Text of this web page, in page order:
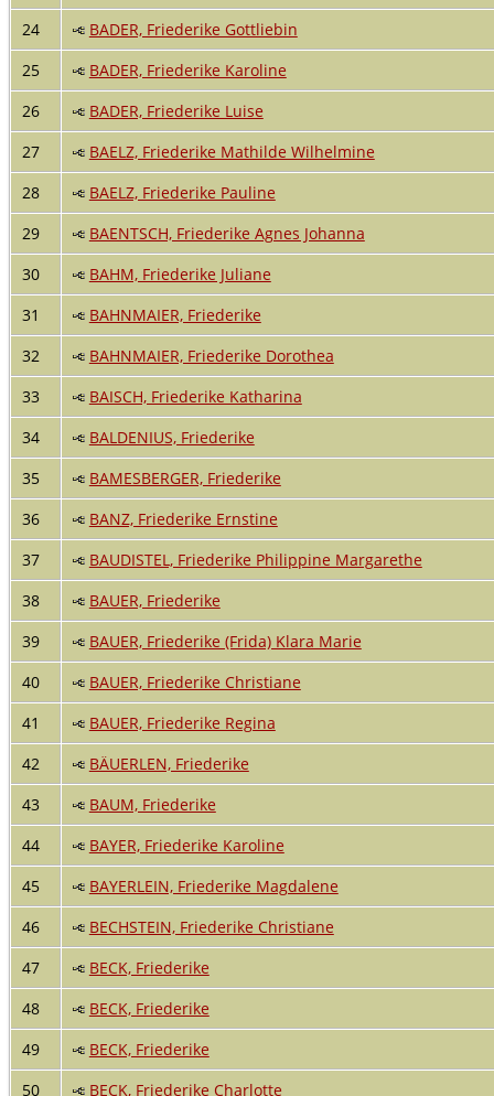
24
BADER, Friederike Gottliebin
25
BADER, Friederike Karoline
26
BADER, Friederike Luise
27
BAELZ, Friederike Mathilde Wilhelmine
28
BAELZ, Friederike Pauline
29
BAENTSCH, Friederike Agnes Johanna
30
BAHM, Friederike Juliane
31
BAHNMAIER, Friederike
32
BAHNMAIER, Friederike Dorothea
33
BAISCH, Friederike Katharina
34
BALDENIUS, Friederike
35
BAMESBERGER, Friederike
36
BANZ, Friederike Ernstine
37
BAUDISTEL, Friederike Philippine Margarethe
38
BAUER, Friederike
39
BAUER, Friederike (Frida) Klara Marie
40
BAUER, Friederike Christiane
41
BAUER, Friederike Regina
42
BÄUERLEN, Friederike
43
BAUM, Friederike
44
BAYER, Friederike Karoline
45
BAYERLEIN, Friederike Magdalene
46
BECHSTEIN, Friederike Christiane
47
BECK, Friederike
48
BECK, Friederike
49
BECK, Friederike
50
BECK, Friederike Charlotte